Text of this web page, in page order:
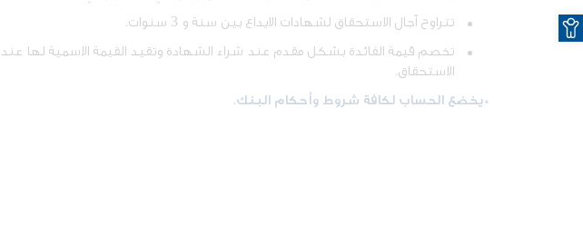
تتراوح آجال الاستحقاق لشهادات الايداع بين سنة و 3 سنوات.
تخصم قيمة الفائدة بشكل مقدم عند شراء الشهادة وتقيد القيمة الاسمية لها عند
الاستحقاق.
*يخضع الحساب لكافة شروط وأحكام البنك.